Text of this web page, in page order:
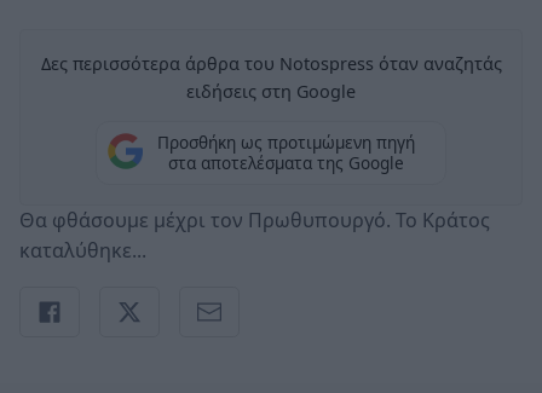
Δες περισσότερα άρθρα του Notospress όταν αναζητάς
ειδήσεις στη Google
Προσθήκη ως προτιμώμενη πηγή
στα αποτελέσματα της Google
Θα φθάσουμε μέχρι τον Πρωθυπουργό. Το Κράτος
καταλύθηκε...